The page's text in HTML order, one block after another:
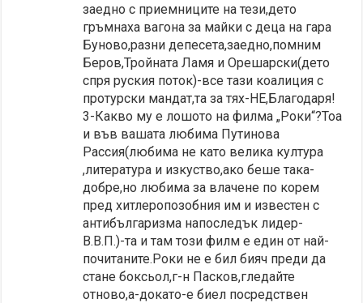
заедно с приемниците на тези,дето
гръмнаха вагона за майки с деца на гара
Буново,разни депесета,заедно,помним
Беров,Тройната Ламя и Орешарски(дето
спря руския поток)-все тази коалиция с
протурски мандат,та за тях-НЕ,Благодаря!
3-Какво му е лошото на филма „Роки“?Тоа
и във вашата любима Путинова
Рассия(любима не като велика култура
,литература и изкуство,ако беше така-
добре,но любима за влачене по корем
пред хитлеропозобния им и известен с
антибългаризма напоследък лидер-
В.В.П.)-та и там този филм е един от най-
почитаните.Роки не е бил бияч преди да
стане боксьол,г-н Пасков,гледайте
отново,а-докато-е биел посредствен